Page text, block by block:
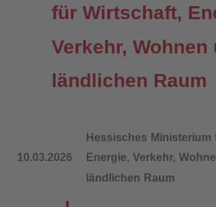
für Wirtschaft,
Verkehr, Wohnen
ländlichen Raum
10.03.2026
Hessisches Ministerium
Energie, Verkehr,
ländlichen Raum